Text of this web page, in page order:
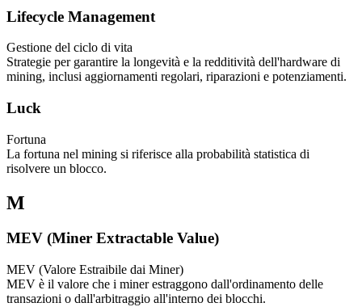
Lifecycle Management
Gestione del ciclo di vita
Strategie per garantire la longevità e la redditività dell'hardware di
mining, inclusi aggiornamenti regolari, riparazioni e potenziamenti.
Luck
Fortuna
La fortuna nel mining si riferisce alla probabilità statistica di
risolvere un blocco.
M
MEV (Miner Extractable Value)
MEV (Valore Estraibile dai Miner)
MEV è il valore che i miner estraggono dall'ordinamento delle
transazioni o dall'arbitraggio all'interno dei blocchi.